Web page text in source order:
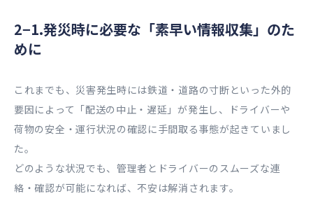
2−1.発災時に必要な「素早い情報収集」のた
めに
これまでも、災害発生時には鉄道・道路の寸断といった外的
要因によって「配送の中止・遅延」が発生し、ドライバーや
荷物の安全・運行状況の確認に手間取る事態が起きていまし
た。
どのような状況でも、管理者とドライバーのスムーズな連
絡・確認が可能になれば、不安は解消されます。